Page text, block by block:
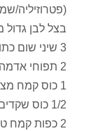
(פטרוזיליה/
בצל לבן גדול
3 שיני שום כתושות
2 תפוחי אדמה קלופים מגוררים דק
1 כוס קמח מצה
1/2 כוס שקדים גרוסים דק
2 כפות קמח טפיוקה/קורנפלור